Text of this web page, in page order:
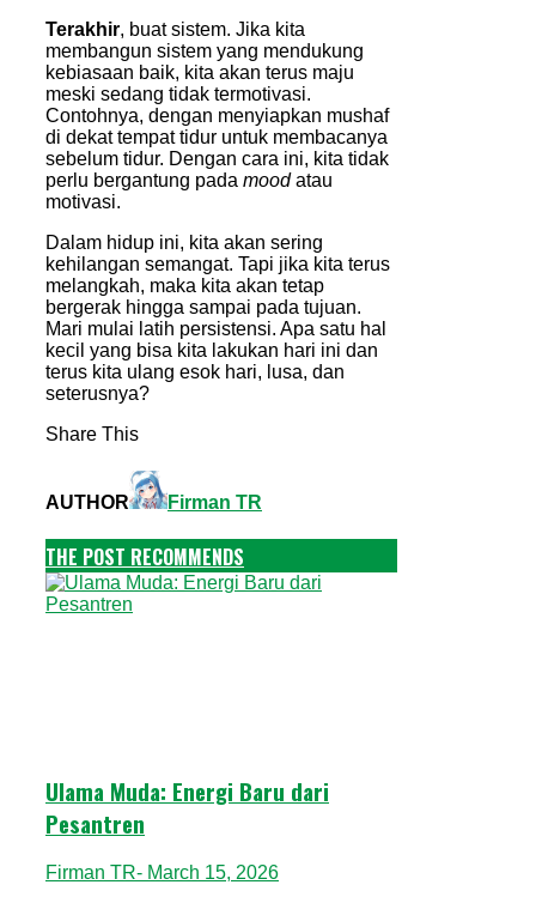
Terakhir, buat sistem. Jika kita
membangun sistem yang mendukung
kebiasaan baik, kita akan terus maju
meski sedang tidak termotivasi.
Contohnya, dengan menyiapkan mushaf
di dekat tempat tidur untuk membacanya
sebelum tidur. Dengan cara ini, kita tidak
perlu bergantung pada moodatau
motivasi.
Dalam hidup ini, kita akan sering
kehilangan semangat. Tapi jika kita terus
melangkah, maka kita akan tetap
bergerak hingga sampai pada tujuan.
Mari mulai latih persistensi. Apa satu hal
kecil yang bisa kita lakukan hari ini dan
terus kita ulang esok hari, lusa, dan
seterusnya?
Share This
AUTHOR Firman TR
THE POST RECOMMENDS
Ulama Muda: Energi Baru dari
Pesantren
Firman TR- March 15, 2026